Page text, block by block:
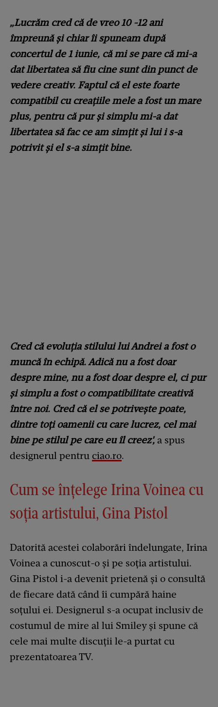
„Lucrăm cred că de vreo 10 -12 ani
împreună și chiar îi spuneam după
concertul de 1 iunie, că mi se pare că mi-a
dat libertatea să fiu cine sunt din punct de
vedere creativ. Faptul că el este foarte
compatibil cu creațiile mele a fost un mare
plus, pentru că pur și simplu mi-a dat
libertatea să fac ce am simțit și lui i s-a
potrivit și el s-a simțit bine.
Cred că evoluția stilului lui Andrei a fost o
muncă în echipă. Adică nu a fost doar
despre mine, nu a fost doar despre el, ci pur
și simplu a fost o compatibilitate creativă
între noi. Cred că el se potrivește poate,
dintre toți oamenii cu care lucrez, cel mai
bine pe stilul pe care eu îl creez', a spus
designerul pentru ciao.ro.
Cum se înțelege Irina Voinea cu
soția artistului, Gina Pistol
Datorită acestei colaborări îndelungate, Irina
Voinea a cunoscut-o și pe soția artistului.
Gina Pistol i-a devenit prietenă și o consultă
de fiecare dată când îi cumpără haine
soțului ei. Designerul s-a ocupat inclusiv de
costumul de mire al lui Smiley și spune că
cele mai multe discuții le-a purtat cu
prezentatoarea TV.